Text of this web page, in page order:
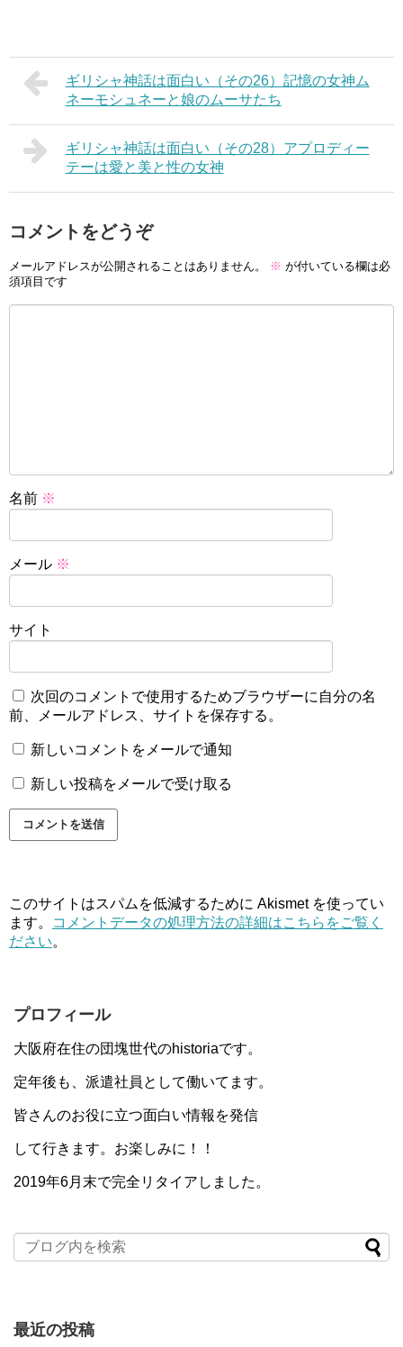
ギリシャ神話は面白い（その26）記憶の女神ム
ネーモシュネーと娘のムーサたち
ギリシャ神話は面白い（その28）アプロディー
テーは愛と美と性の女神
コメントをどうぞ
メールアドレスが公開されることはありません。 ※ が付いている欄は必
須項目です
名前 ※
メール ※
サイト
次回のコメントで使用するためブラウザーに自分の名
前、メールアドレス、サイトを保存する。
新しいコメントをメールで通知
新しい投稿をメールで受け取る
このサイトはスパムを低減するために Akismet を使ってい
ます。
コメントデータの処理方法の詳細はこちらをご覧く
ださい。
プロフィール
大阪府在住の団塊世代のhistoriaです。
定年後も、派遣社員として働いてます。
皆さんのお役に立つ面白い情報を発信
して行きます。お楽しみに！！
2019年6月末で完全リタイアしました。
最近の投稿